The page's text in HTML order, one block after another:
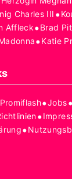
Charles III •
Affleck•Brad
•Katie
•Jobs•
•
•